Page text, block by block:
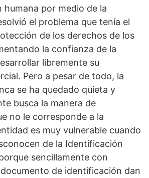
humana por medio de la
el problema que tenía el
de los derechos de los
la confianza de la
libremente su
Pero a pesar de todo, la
se ha quedado quieta y
busca la manera de
no le corresponde a la
es muy vulnerable cuando
de la Identificación
sencillamente con
de identificación dan